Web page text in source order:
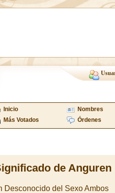
Inicio Nombres
Más Votados
Órdenes
de Anguren
Desconocido del Sexo Ambos